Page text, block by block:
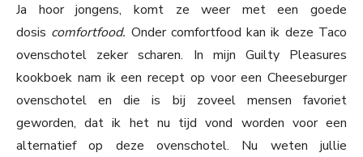
Ja hoor jongens, komt ze weer met een goede
dosis comfortfood. Onder comfortfood kan ik deze Taco
ovenschotel zeker scharen. In mijn Guilty Pleasures
kookboek nam ik een recept op voor een Cheeseburger
ovenschotel en die is bij zoveel mensen favoriet
geworden, dat ik het nu tijd vond worden voor een
alternatief op deze ovenschotel. Nu weten jullie